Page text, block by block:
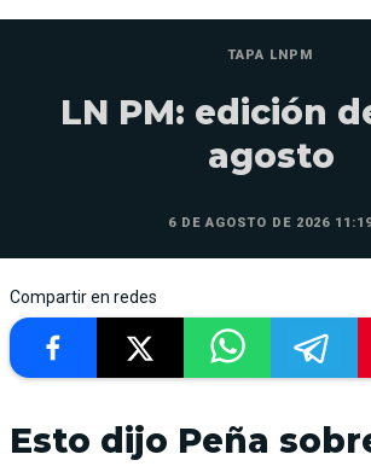
TAPA LNPM
LN PM: edición
agosto
6 DE AGOSTO DE 2026
Compartir en redes
Esto dijo Peña